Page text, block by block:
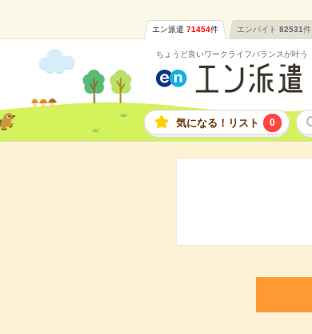
エン派遣 71454件 エンバイト 82531件
ちょうど良いワークライフバランスが叶う
気になる！リスト 0